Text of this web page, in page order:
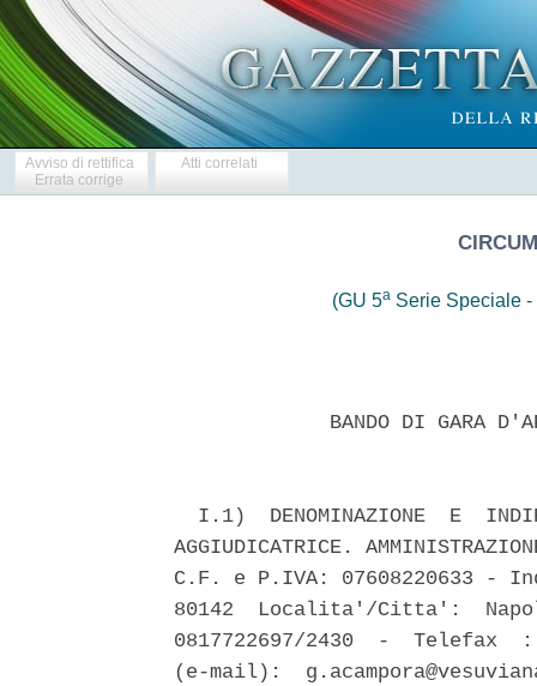
Avviso di rettifica
Errata corrige
Atti correlati
(GU 5aSerie Speciale -
BANDO DI GARA
I.1)  DENOMINAZIONE  E
AGGIUDICATRICE.
C.F. e P.IVA: 07608220633 -
80142  Localita'/Citta':
0817722697/2430  -  Telefax
(e-mail):